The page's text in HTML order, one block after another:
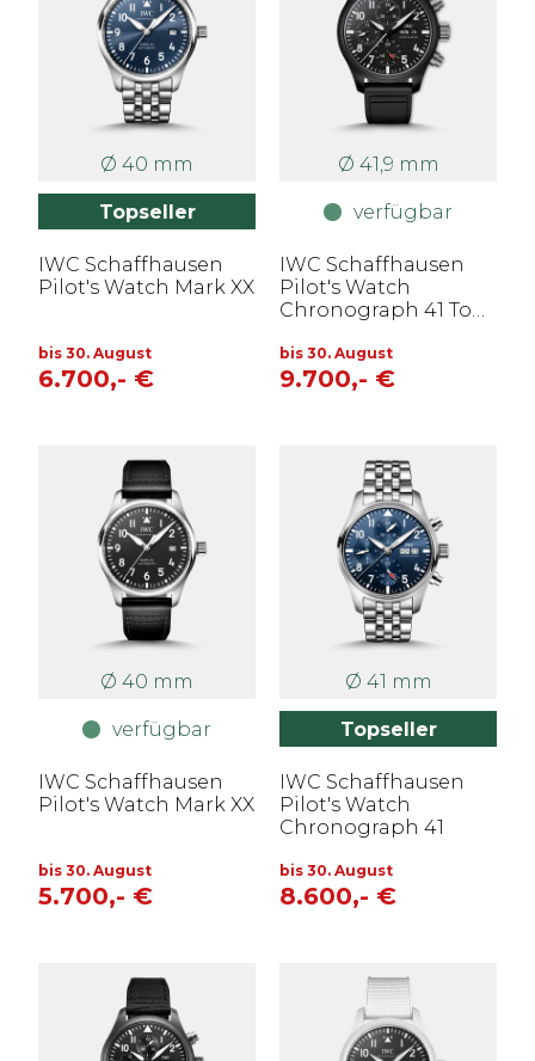
Ø 40 mm
Topseller
IWC Schaffhausen
Pilot's Watch Mark XX
bis 30. August
6.700,- €
Ø 41,9 mm
verfügbar
IWC Schaffhausen
Pilot's Watch
Chronograph 41 Top
bis 30. August
9.700,- €
Ø 40 mm
verfügbar
IWC Schaffhausen
Pilot's Watch Mark XX
bis 30. August
5.700,- €
Ø 41 mm
Topseller
IWC Schaffhausen
Pilot's Watch
Chronograph 41
bis 30. August
8.600,- €